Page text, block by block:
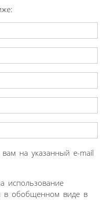
на указанный e-mail
использование
в обобщенном виде в